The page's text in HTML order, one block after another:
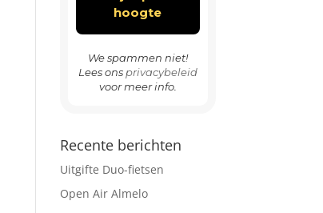
We spammen niet!
Lees ons privacybeleid
voor meer info.
Recente berichten
Uitgifte Duo-fietsen
Open Air Almelo